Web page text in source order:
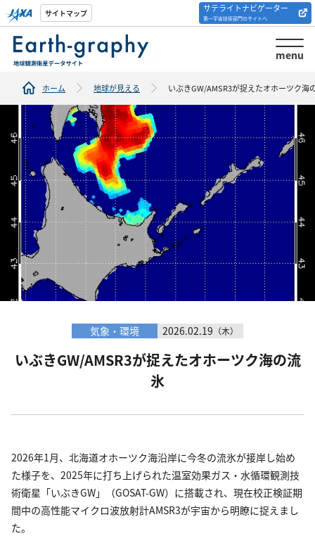
サイトマップ サテライトナビゲーター
第一宇宙技術部門のサイトへ
menu
解析ツール/サイトの
紹介
ホーム 地球が見える いぶきGW/AMSR3が捉えたオホーツク海
気象・環境 2026.02.19 （木）
いぶきGW/AMSR3が捉えたオホーツク海の流
氷
2026年1月、北海道オホーツク海沿岸に今冬の流氷が接岸し始め
た様子を、2025年に打ち上げられた温室効果ガス・水循環観測技
術衛星「いぶきGW」（GOSAT-GW）に搭載され、現在校正検証期
間中の高性能マイクロ波放射計AMSR3が宇宙から明瞭に捉えまし
た。